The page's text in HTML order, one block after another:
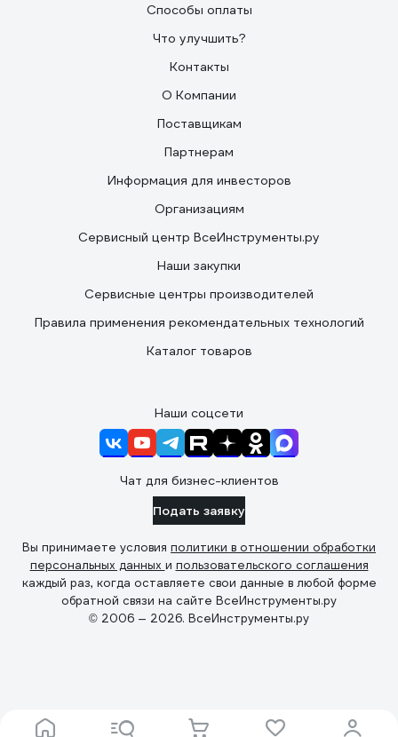
Способы оплаты
Что улучшить?
Контакты
О Компании
Поставщикам
Партнерам
Информация для инвесторов
Организациям
Сервисный центр ВсеИнструменты.ру
Наши закупки
Сервисные центры производителей
Правила применения рекомендательных технологий
Каталог товаров
Наши соцсети
Чат для бизнес-клиентов
Подать заявку
Вы принимаете условия политики в отношении обработки
персональных данных и пользовательского соглашения
каждый раз, когда оставляете свои данные в любой форме
обратной связи на сайте ВсеИнструменты.ру
© 2006 — 2026. ВсеИнструменты.ру